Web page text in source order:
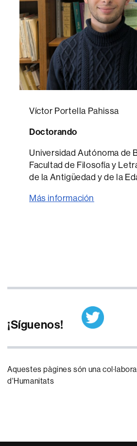
Víctor Portella Pahissa
Doctorando
Universidad Autónoma de
Facultad de Filosofía y
de la Antigüedad y de la
Más información
¡Síguenos!
Aquestes pàgines són una
d'Humanitats